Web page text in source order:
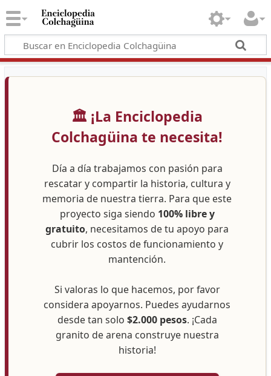
🏛️ ¡La Enciclopedia
Colchagüina te necesita!
Día a día trabajamos con pasión para
rescatar y compartir la historia, cultura y
memoria de nuestra tierra. Para que este
proyecto siga siendo 100% libre y
gratuito, necesitamos de tu apoyo para
cubrir los costos de funcionamiento y
mantención.
Si valoras lo que hacemos, por favor
considera apoyarnos. Puedes ayudarnos
desde tan solo $2.000 pesos. ¡Cada
granito de arena construye nuestra
historia!